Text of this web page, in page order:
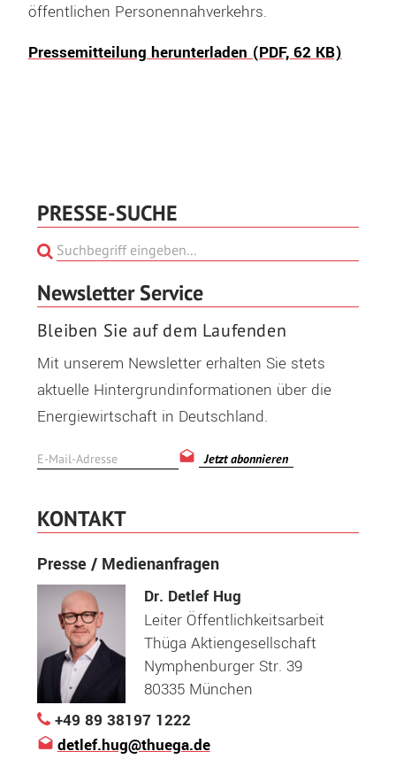
öffentlichen Personennahverkehrs.
Pressemitteilung herunterladen (PDF, 62 KB)
PRESSE-SUCHE
Newsletter Service
Bleiben Sie auf dem Laufenden
Mit unserem Newsletter erhalten Sie stets
aktuelle Hintergrundinformationen über die
Energiewirtschaft in Deutschland.
Jetzt abonnieren
KONTAKT
Presse / Medienanfragen
Dr. Detlef Hug
Leiter Öffentlichkeitsarbeit
Thüga Aktiengesellschaft
Nymphenburger Str. 39
80335 München
+49 89 38197 1222
detlef.hug@thuega.de